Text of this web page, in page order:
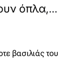
όπλα,